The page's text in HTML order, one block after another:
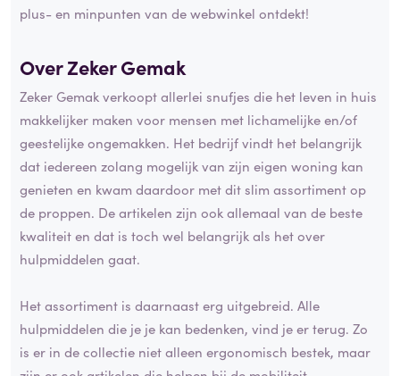
plus- en minpunten van de webwinkel ontdekt!
Over Zeker Gemak
Zeker Gemak verkoopt allerlei snufjes die het leven in huis
makkelijker maken voor mensen met lichamelijke en/of
geestelijke ongemakken. Het bedrijf vindt het belangrijk
dat iedereen zolang mogelijk van zijn eigen woning kan
genieten en kwam daardoor met dit slim assortiment op
de proppen. De artikelen zijn ook allemaal van de beste
kwaliteit en dat is toch wel belangrijk als het over
hulpmiddelen gaat.
Het assortiment is daarnaast erg uitgebreid. Alle
hulpmiddelen die je je kan bedenken, vind je er terug. Zo
is er in de collectie niet alleen ergonomisch bestek, maar